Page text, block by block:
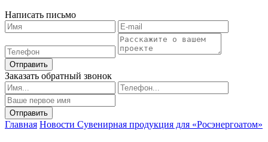
Написать письмо
Отправить
Заказать обратный звонок
Главная Новости Сувенирная продукция для «Росэнергоатом»